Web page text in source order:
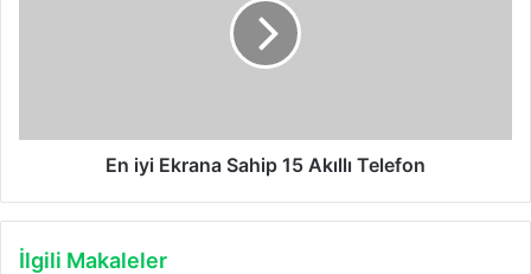
En iyi Ekrana Sahip 15 Akıllı Telefon
İlgili Makaleler